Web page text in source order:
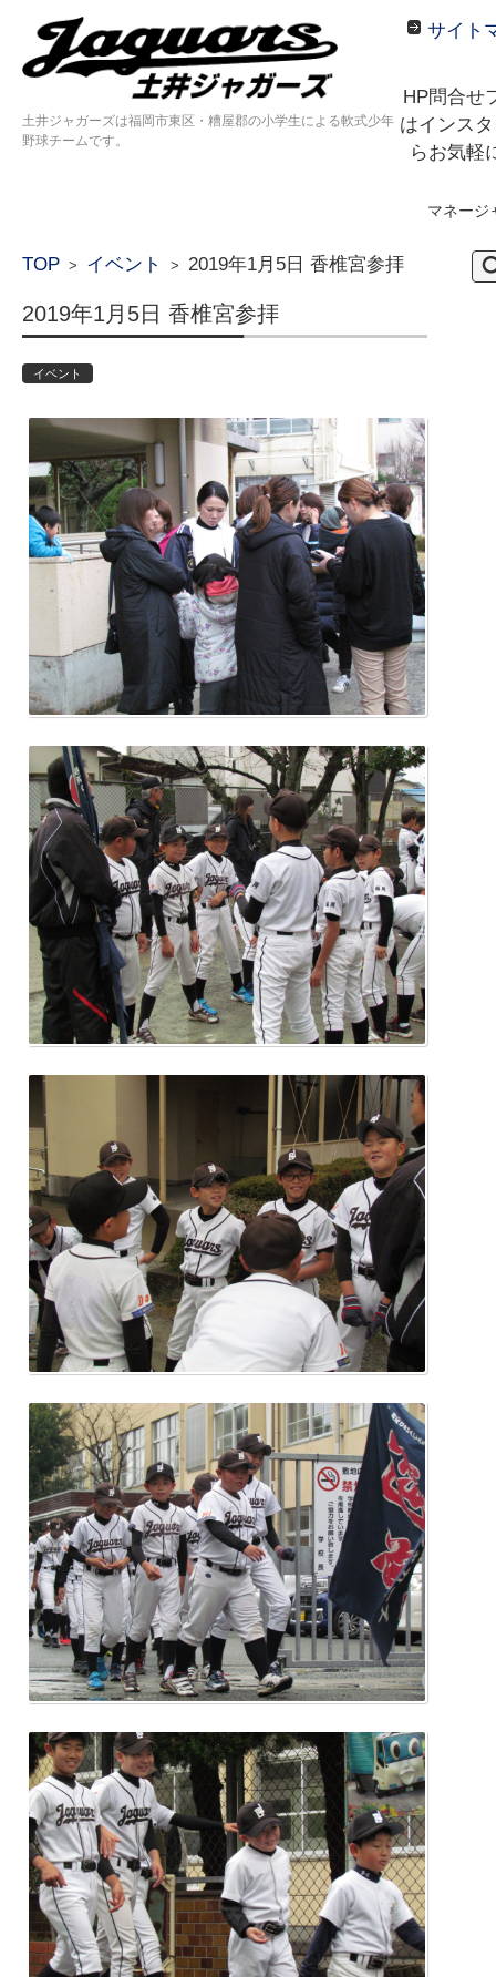
土井ジャガーズは福岡市東区・糟屋郡の小学生による軟式少年
野球チームです。
サイト
HP問合せ
はインス
らお気軽
マネー
TOP > イベント > 2019年1月5日 香椎宮参拝
2019年1月5日 香椎宮参拝
イベント
検
索: